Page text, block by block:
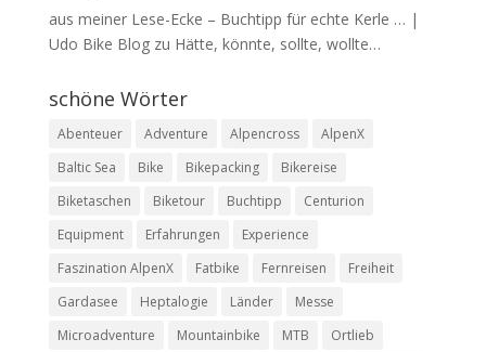
aus meiner Lese-Ecke – Buchtipp für echte Kerle … |
Udo Bike Blogzu Hätte, könnte, sollte, wollte…
schöne Wörter
Abenteuer Adventure Alpencross
AlpenX
Baltic Sea
Bike Bikepacking
Bikereise
Biketaschen
Biketour Buchtipp
Centurion
Equipment
Erfahrungen
Experience
Faszination AlpenX
Fatbike Fernreisen
Freiheit
Gardasee
Heptalogie Länder
Messe
Microadventure
Mountainbike MTB
Ortlieb